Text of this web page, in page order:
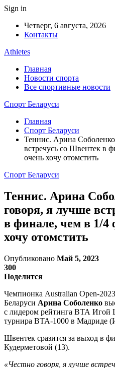
Sign in
Четверг, 6 августа, 2026
Контакты
Athletes
Главная
Новости спорта
Все спортивные новости
Спорт Беларуси
Главная
Спорт Беларуси
Теннис. Арина
встречусь со Швентек в
очень хочу отомстить
Спорт Беларуси
Теннис. Арина
говоря, я лучше
в финале, чем в 1/4
хочу отомстить
Опубликовано Май 5, 2023
300
Поделится
Чемпионка Australian Open-
Беларуси Арина Соболенко
с лидером рейтинга ВТА
турнира ВТА-1000 в Мадриде
Швентек сразится за выход в
Кудерметовой (13).
«Честно говоря, я лучше